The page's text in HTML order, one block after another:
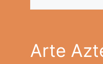
Arte